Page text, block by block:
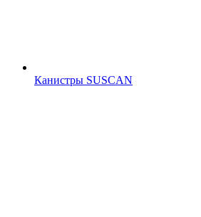
Канистры SUSCAN